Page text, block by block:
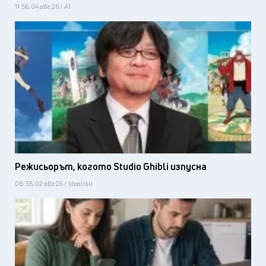
11:56, 04 авг 26 / А1
Режисьорът, когото Studio Ghibli изпусна
08:55, 02 авг 26 / Idealisti